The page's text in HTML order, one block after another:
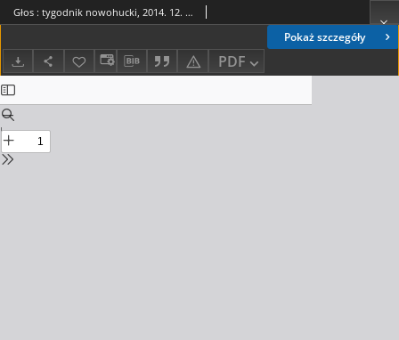
Pokaż szczegóły
PDF
Głos : tygodnik nowohucki, 2014. 12. 05, nr 49